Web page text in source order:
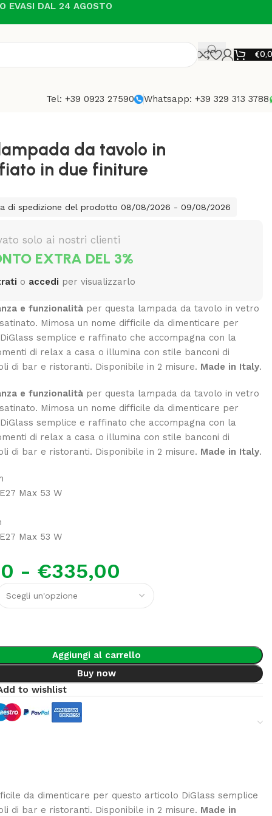
EVASI DAL 24 AGOSTO
€
Tel: +39 0923 27590 Whatsapp: +39 329 313 3788
da tavolo in
in due finiture
di spedizione del prodotto 08/08/2026 - 09/08/2026
solo ai nostri clienti
EXTRA DEL 3%
o accedi per visualizzarlo
e funzionalità per questa lampada da tavolo in vetro
Mimosa un nome difficile da dimenticare per
semplice e raffinato che accompagna con la
di relax a casa o illumina con stile banconi di
di bar e ristoranti. Disponibile in 2 misure. Made in Italy.
e funzionalità per questa lampada da tavolo in vetro
Mimosa un nome difficile da dimenticare per
semplice e raffinato che accompagna con la
di relax a casa o illumina con stile banconi di
di bar e ristoranti. Disponibile in 2 misure. Made in Italy.
Max 53 W
Max 53 W
- €335,00
Aggiungi al carrello
Buy now
to wishlist
da dimenticare per questo articolo DiGlass semplice
di bar e ristoranti. Disponibile in 2 misure. Made in